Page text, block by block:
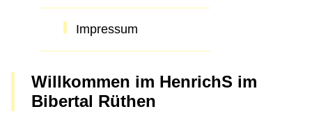
Impressum
Willkommen im HenrichS im
Bibertal Rüthen